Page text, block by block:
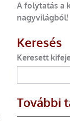
A folytatás a
nagyvilágból!
Keresés
Keresett
További